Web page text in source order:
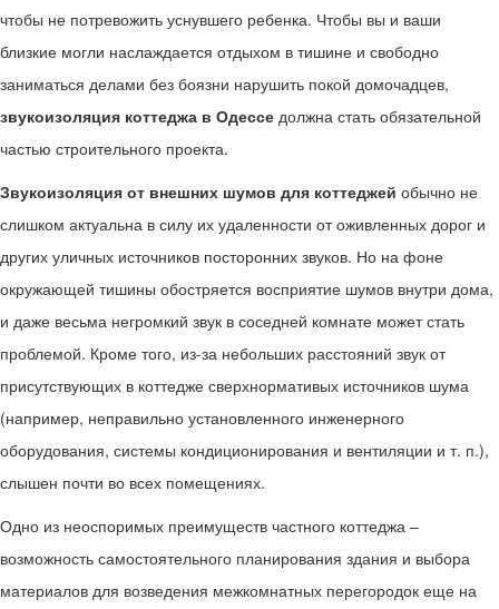
чтобы не потревожить уснувшего ребенка. Чтобы вы и ваши
близкие могли наслаждается отдыхом в тишине и свободно
заниматься делами без боязни нарушить покой домочадцев,
звукоизоляция коттеджа в Одессе должна стать обязательной
частью строительного проекта.
Звукоизоляция от внешних шумов для коттеджей обычно не
слишком актуальна в силу их удаленности от оживленных дорог и
других уличных источников посторонних звуков. Но на фоне
окружающей тишины обостряется восприятие шумов внутри дома,
и даже весьма негромкий звук в соседней комнате может стать
проблемой. Кроме того, из-за небольших расстояний звук от
присутствующих в коттедже сверхнормативых источников шума
(например, неправильно установленного инженерного
оборудования, системы кондиционирования и вентиляции и т. п.),
слышен почти во всех помещениях.
Одно из неоспоримых преимуществ частного коттеджа –
возможность самостоятельного планирования здания и выбора
материалов для возведения межкомнатных перегородок еще на